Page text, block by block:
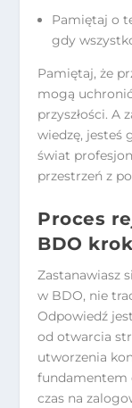
Pamiętaj o
gdy
Pamiętaj, że
mogą
przyszłości. A
wiedzę, jesteś
świat
przestrzeń z
Proces
BDO
Zastanawiasz
w BDO, nie
Odpowiedź
od otwarcia
utworzenia
fundamentem
czas na